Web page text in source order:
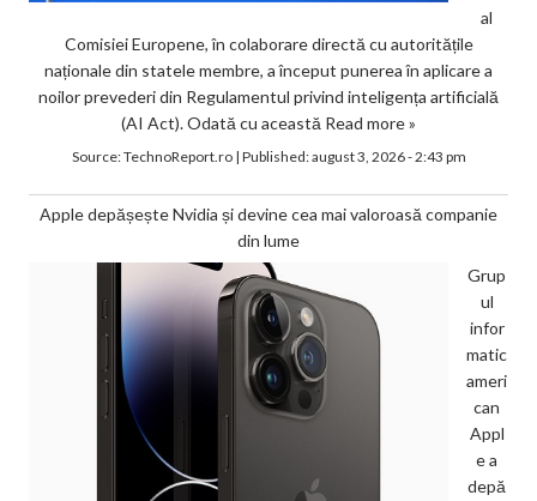
al
Comisiei Europene, în colaborare directă cu autoritățile
naționale din statele membre, a început punerea în aplicare a
noilor prevederi din Regulamentul privind inteligența artificială
(AI Act). Odată cu această Read more »
Source:TechnoReport.ro| Published:august 3, 2026 - 2:43 pm
Apple depășește Nvidia și devine cea mai valoroasă companie
din lume
Grup
ul
infor
matic
ameri
can
Appl
e a
depă